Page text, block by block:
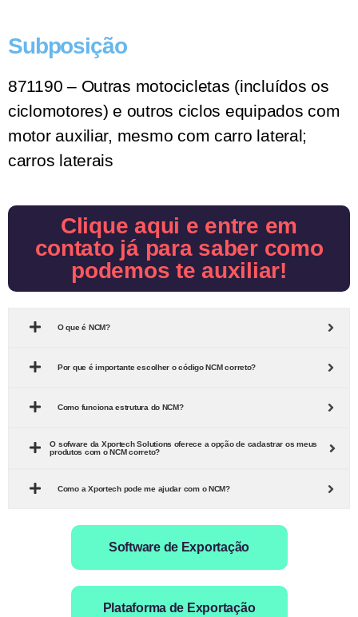
Subposição
871190 – Outras motocicletas (incluídos os
ciclomotores) e outros ciclos equipados com
motor auxiliar, mesmo com carro lateral;
carros laterais
Clique aqui e entre em
contato já para saber como
podemos te auxiliar!
O que é NCM?
Por que é importante escolher o código NCM correto?
Como funciona estrutura do NCM?
O sofware da Xportech Solutions oferece a opção de cadastrar os meus
produtos com o NCM correto?
Como a Xportech pode me ajudar com o NCM?
Software de Exportação
Plataforma de Exportação